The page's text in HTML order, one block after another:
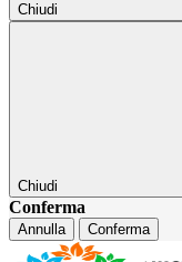
Chiudi
Chiudi
Conferma
Annulla Conferma